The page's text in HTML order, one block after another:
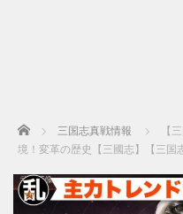
Home 三国志真戦情報
【
境！変革の歴史【三國志】【三国